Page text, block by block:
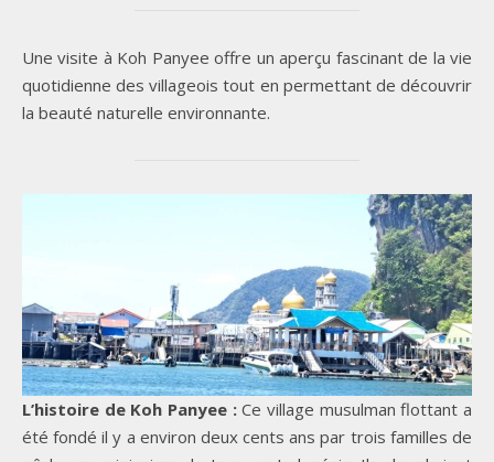
Une visite à Koh Panyee offre un aperçu fascinant de la vie
quotidienne des villageois tout en permettant de découvrir
la beauté naturelle environnante.
L’histoire de Koh Panyee :Ce village musulman flottant a
été fondé il y a environ deux cents ans par trois familles de